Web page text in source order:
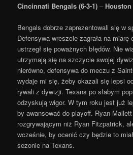
Cincinnati Bengals (6-3-1)– Houston
Bengals dobrze zaprezentowali się w
Defensywa wreszcie zagrała na
ustrzegł się poważnych błędów. Nie
utrzymają się na szczycie swojej
nierówno, defensywa do meczu z
wydaje mi się, żeby okazali się lepsi
rywali z dywizji. Texans po słabym
odzyskują wigor. W tym roku jest już
by awansować do playoff. Ryan
rozgrywającym niż Ryan Fitzpatrick,
wcześnie, by ocenić czy będzie to
sezonie na Texans.